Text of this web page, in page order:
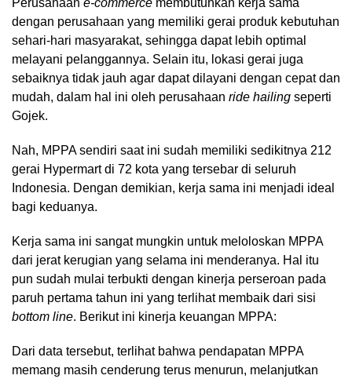
Perusahaan e-commerce membutuhkan kerja sama
dengan perusahaan yang memiliki gerai produk kebutuhan
sehari-hari masyarakat, sehingga dapat lebih optimal
melayani pelanggannya. Selain itu, lokasi gerai juga
sebaiknya tidak jauh agar dapat dilayani dengan cepat dan
mudah, dalam hal ini oleh perusahaan ride hailing seperti
Gojek.
Nah, MPPA sendiri saat ini sudah memiliki sedikitnya 212
gerai Hypermart di 72 kota yang tersebar di seluruh
Indonesia. Dengan demikian, kerja sama ini menjadi ideal
bagi keduanya.
Kerja sama ini sangat mungkin untuk meloloskan MPPA
dari jerat kerugian yang selama ini menderanya. Hal itu
pun sudah mulai terbukti dengan kinerja perseroan pada
paruh pertama tahun ini yang terlihat membaik dari sisi
bottom line. Berikut ini kinerja keuangan MPPA:
Dari data tersebut, terlihat bahwa pendapatan MPPA
memang masih cenderung terus menurun, melanjutkan